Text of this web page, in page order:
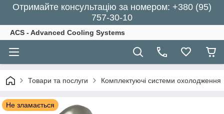
Отримайте консультацію за номером: +380 (95)
757-30-10
ACS - Advanced Cooling Systems
Товари та послуги Комплектуючі системи охолодження
Не зламається